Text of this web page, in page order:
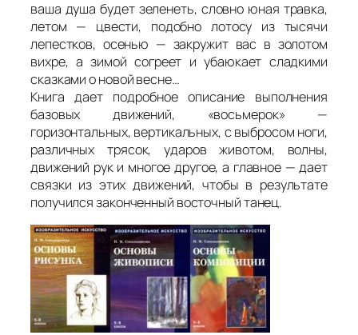
ваша душа будет зеленеть, словно юная травка,
летом — цвести, подобно лотосу из тысячи
лепестков, осенью — закружит вас в золотом
вихре, а зимой согреет и убаюкает сладкими
сказками о новой весне…
Книга дает подробное описание выполнения
базовых движений, «восьмерок» —
горизонтальных, вертикальных, с выбросом ноги,
различных трясок, ударов животом, волны,
движений рук и многое другое, а главное — дает
связки из этих движений, чтобы в результате
получился законченный восточный танец.